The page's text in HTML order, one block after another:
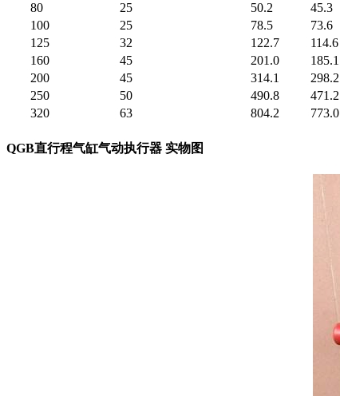
80
25 50.2 45.3
100
25 78.5 73.6
125
32 122.7 114.6
160
45 201.0 185.1
200
45 314.1 298.2
250
50 490.8 471.2
320
63 804.2 773.0
QGB直行程气缸气动执行器 实物图